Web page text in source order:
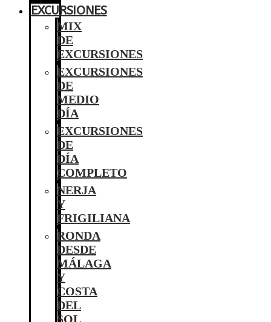
EXCURSIONES
MIX
DE
EXCURSIONES
EXCURSIONES
DE
MEDIO
DÍA
EXCURSIONES
DE
DÍA
COMPLETO
NERJA
Y
FRIGILIANA
RONDA
DESDE
MÁLAGA
Y
COSTA
DEL
SOL